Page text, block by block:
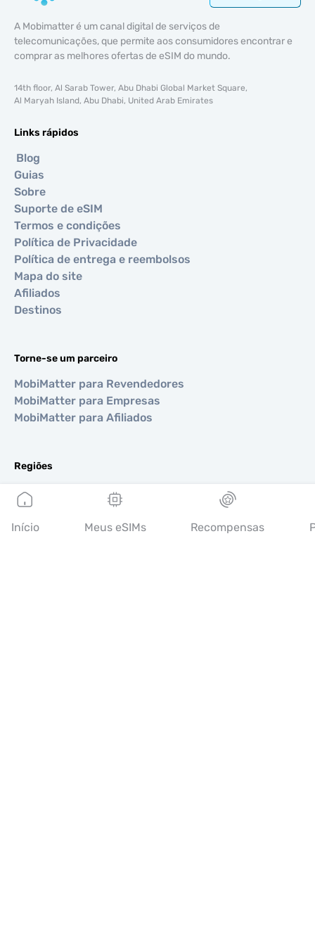
A Mobimatter é um canal digital de serviços de
telecomunicações, que permite aos consumidores encontrar e
comprar as melhores ofertas de eSIM do mundo.
14th floor, Al Sarab Tower, Abu Dhabi Global Market Square,
Al Maryah Island, Abu Dhabi, United Arab Emirates
Links rápidos
Blog
Guias
Sobre
Suporte de eSIM
Termos e condições
Política de Privacidade
Política de entrega e reembolsos
Mapa do site
Afiliados
Destinos
Torne-se um parceiro
MobiMatter para Revendedores
MobiMatter para Empresas
MobiMatter para Afiliados
Regiões
eSIM para Europa
eSIM para Ásia
eSIM para Américas
Início Meus eSIMs Recompensas